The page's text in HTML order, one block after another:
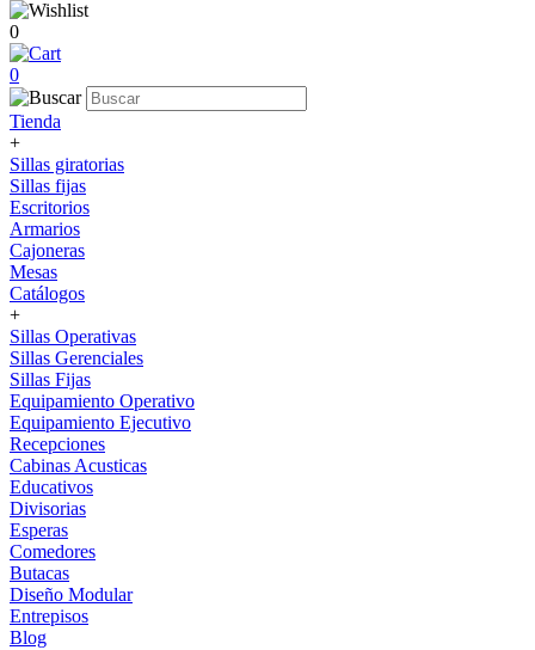
0
0
Tienda
+
Sillas giratorias
Sillas fijas
Escritorios
Armarios
Cajoneras
Mesas
Catálogos
+
Sillas Operativas
Sillas Gerenciales
Sillas Fijas
Equipamiento Operativo
Equipamiento Ejecutivo
Recepciones
Cabinas Acusticas
Educativos
Divisorias
Esperas
Comedores
Butacas
Diseño Modular
Entrepisos
Blog